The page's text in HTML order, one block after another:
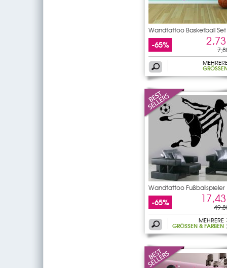
Wandtattoo Basketball Set
-65%
GRÖSSEN
Wandtattoo Fußballspieler
-65%
MEHRERE
GRÖSSEN & FARBEN